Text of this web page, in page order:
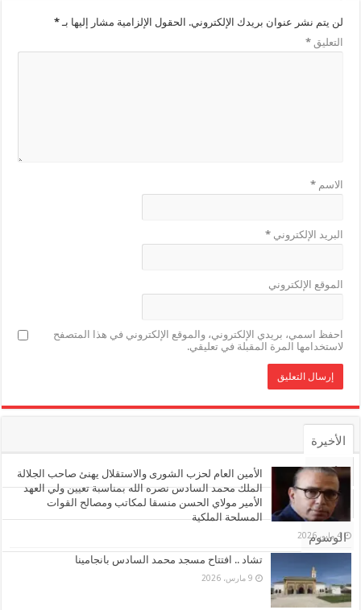
لن يتم نشر عنوان بريدك الإلكتروني. الحقول الإلزامية مشار إليها بـ*
التعليق*
الاسم*
البريد الإلكتروني*
الموقع الإلكتروني
احفظ اسمي، بريدي الإلكتروني، والموقع الإلكتروني في هذا المتصفح
لاستخدامها المرة المقبلة في تعليقي.
الأخيرة
الأشهر
تعليقات
الوسوم
الأمين العام لحزب الشورى والاستقلال يهنئ صاحب الجلالة
الملك محمد السادس نصره الله بمناسبة تعيين ولي العهد
الأمير مولاي الحسن منسقا لمكاتب ومصالح القوات
المسلحة الملكية
4 مايو، 2026
تشاد .. افتتاح مسجد محمد السادس بانجامينا
9 مارس، 2026